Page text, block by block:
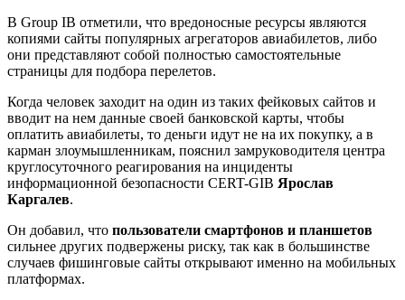
В Group IB отметили, что вредоносные ресурсы являются
копиями сайты популярных агрегаторов авиабилетов, либо
они представляют собой полностью самостоятельные
страницы для подбора перелетов.
Когда человек заходит на один из таких фейковых сайтов и
вводит на нем данные своей банковской карты, чтобы
оплатить авиабилеты, то деньги идут не на их покупку, а в
карман злоумышленникам, пояснил замруководителя центра
круглосуточного реагирования на инциденты
информационной безопасности CERT-GIB Ярослав
Каргалев.
Он добавил, что пользователи смартфонов и планшетов
сильнее других подвержены риску, так как в большинстве
случаев фишинговые сайты открывают именно на мобильных
платформах.